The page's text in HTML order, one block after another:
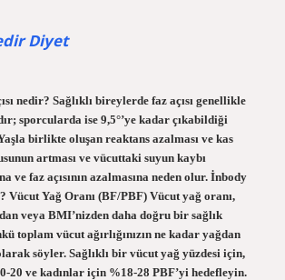
Diyet
nedir? Sağlıklı bireylerde faz açısı genellikle
sporcularda ise 9,5°’ye kadar çıkabildiği
birlikte oluşan reaktans azalması ve kas
artması ve vücuttaki suyun kaybı
ve faz açısının azalmasına neden olur. İnbody
Vücut Yağ Oranı (BF/PBF) Vücut yağ oranı,
veya BMI’nizden daha doğru bir sağlık
toplam vücut ağırlığınızın ne kadar yağdan
söyler. Sağlıklı bir vücut yağ yüzdesi için,
20 ve kadınlar için %18-28 PBF’yi hedefleyin.